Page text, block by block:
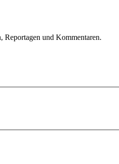
Reportagen und Kommentaren.